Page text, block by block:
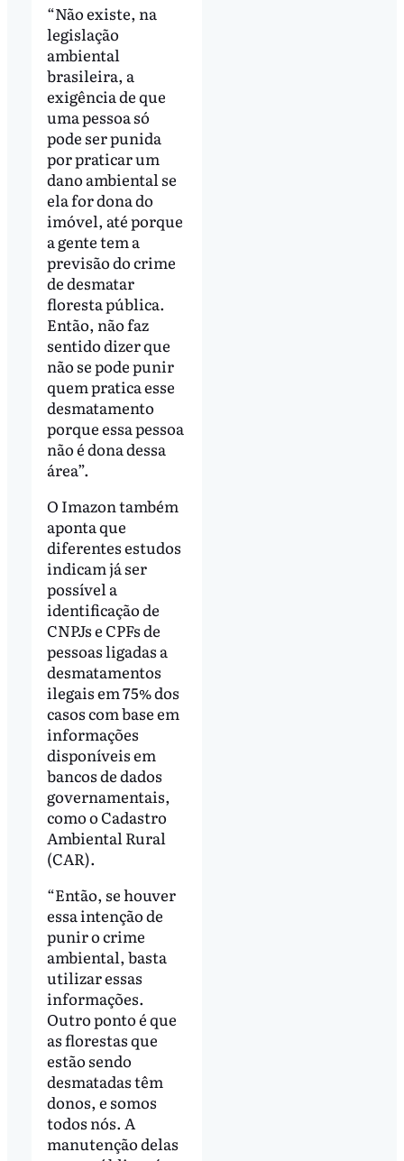
“Não existe, na
legislação
ambiental
brasileira, a
exigência de que
uma pessoa só
pode ser punida
por praticar um
dano ambiental se
ela for dona do
imóvel, até porque
a gente tem a
previsão do crime
de desmatar
floresta pública.
Então, não faz
sentido dizer que
não se pode punir
quem pratica esse
desmatamento
porque essa pessoa
não é dona dessa
área”.
O Imazon também
aponta que
diferentes estudos
indicam já ser
possível a
identificação de
CNPJs e CPFs de
pessoas ligadas a
desmatamentos
ilegais em 75% dos
casos com base em
informações
disponíveis em
bancos de dados
governamentais,
como o Cadastro
Ambiental Rural
(CAR).
“Então, se houver
essa intenção de
punir o crime
ambiental, basta
utilizar essas
informações.
Outro ponto é que
as florestas que
estão sendo
desmatadas têm
donos, e somos
todos nós. A
manutenção delas